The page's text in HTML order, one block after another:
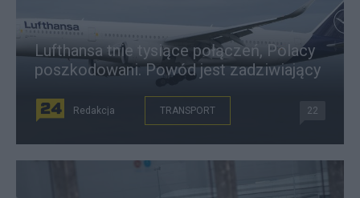
Lufthansa tnie tysiące połączeń, Polacy
poszkodowani. Powód jest zadziwiający
Redakcja TRANSPORT 22